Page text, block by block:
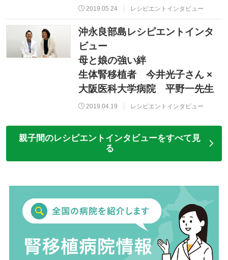
2019.05.24 レシピエントインタビュー
沖永良部島レシピエントインタ
ビュー
母と娘の強い絆
生体腎移植者 今井光子さん ×
大阪医科大学病院 平野一先生
2019.04.19 レシピエントインタビュー
親子間のレシピエントインタビューをすべて見
る